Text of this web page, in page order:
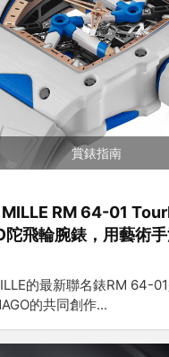
賞錶指南
MILLE RM 64-01
陀飛輪腕錶，用藝術
的最新聯名錶RM 64-
的共同創作...